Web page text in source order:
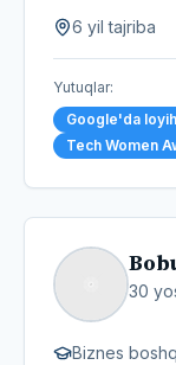
6 yil tajriba
Yutuqlar:
Google'da
Tech Women
30
Biznes